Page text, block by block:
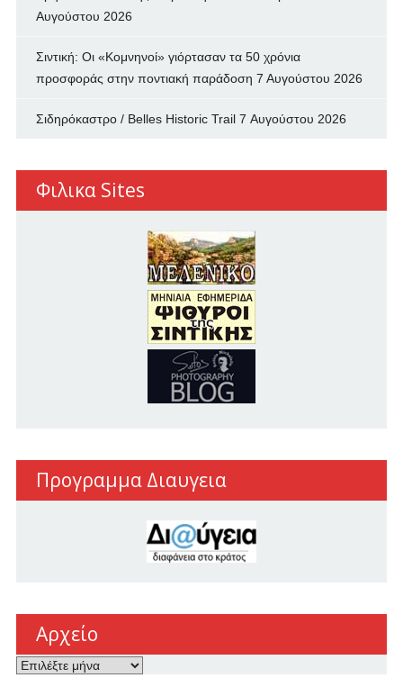
Αυγούστου 2026
Σιντική: Οι «Κομνηνοί» γιόρτασαν τα 50 χρόνια
προσφοράς στην ποντιακή παράδοση 7 Αυγούστου 2026
Σιδηρόκαστρο / Belles Historic Trail 7 Αυγούστου 2026
Φιλικα Sites
Προγραμμα Διαυγεια
Αρχείο
Αρχείο